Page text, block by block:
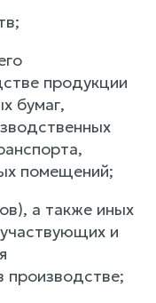
продукции
бумаг,
помещений;
а также иных
и
производстве;